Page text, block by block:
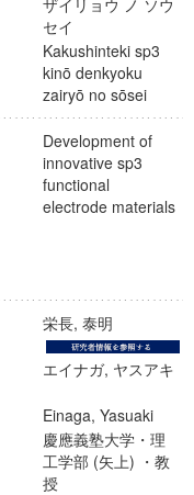
ザイリョウ ノ ソウ
セイ
Kakushinteki sp3
kinō denkyoku
zairyō no sōsei
Development of
innovative sp3
functional
electrode materials
栄長, 泰明
エイナガ, ヤスアキ
Einaga, Yasuaki
慶應義塾大学・理
工学部 (矢上) ・教
授